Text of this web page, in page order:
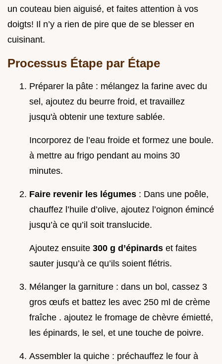
un couteau bien aiguisé, et faites attention à vos
doigts! Il n’y a rien de pire que de se blesser en
cuisinant.
Processus Étape par Étape
Préparer la pâte : mélangez la farine avec du
sel, ajoutez du beurre froid, et travaillez
jusqu'à obtenir une texture sablée.
Incorporez de l’eau froide et formez une boule.
à mettre au frigo pendant au moins 30
minutes.
Faire revenir les légumes : Dans une poêle,
chauffez l’huile d’olive, ajoutez l’oignon émincé
jusqu’à ce qu’il soit translucide.
Ajoutez ensuite 300 g d’épinards et faites
sauter jusqu’à ce qu’ils soient flétris.
Mélanger la garniture : dans un bol, cassez 3
gros œufs et battez les avec 250 ml de crème
fraîche . ajoutez le fromage de chèvre émietté,
les épinards, le sel, et une touche de poivre.
Assembler la quiche : préchauffez le four à